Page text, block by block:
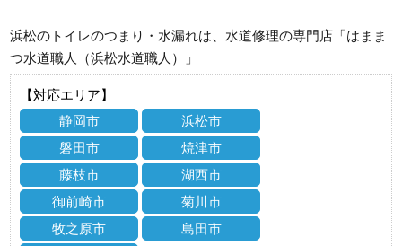
浜松のトイレのつまり・水漏れは、水道修理の専門店「はまま
つ水道職人（浜松水道職人）」
【対応エリア】
静岡市
浜松市
磐田市
焼津市
藤枝市
湖西市
御前崎市
菊川市
牧之原市
島田市